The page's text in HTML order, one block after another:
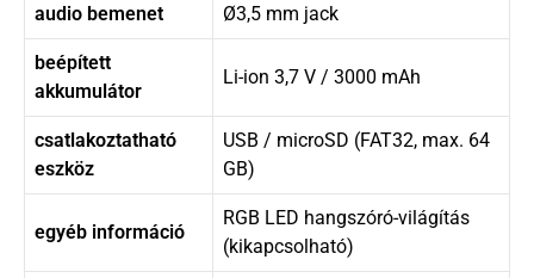
audio bemenet Ø3,5 mm jack
beépített
akkumulátor
Li-ion 3,7 V / 3000 mAh
csatlakoztatható
eszköz
USB / microSD (FAT32, max. 64
GB)
egyéb információ
RGB LED hangszóró-világítás
(kikapcsolható)